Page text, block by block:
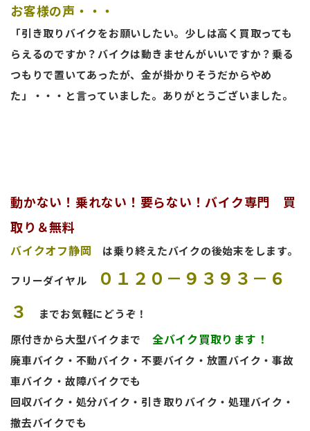
お客様の声・・・
「引き取りバイクをお願いしたい。少しは高く買取っても
らえるのですか？バイクは動きませんがいいですか？乗る
つもりで置いてあったが、金が掛かりそうだからやめ
た」・・・と言っていました。ありがとうございました。
動かない！乗れない！要らない！バイク専門 買
取り＆無料
バイクオフ静岡 は乗り終えたバイクの後始末をします。
フリーダイヤル
０１２０－９３９３－６
３
までお気軽にどうぞ！
原付きから大型バイクまで 全バイク買取ります！
廃車バイク・不動バイク・不要バイク・放置バイク・事故
車バイク・故障バイクでも
回収バイク・処分バイク・引き取りバイク・処理バイク・
撤去バイクでも